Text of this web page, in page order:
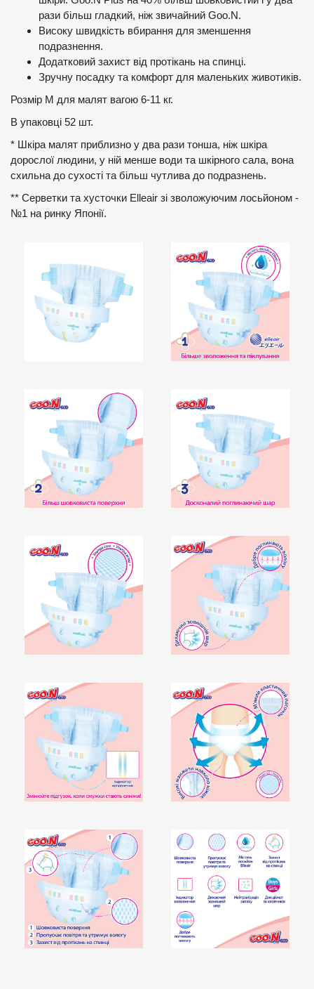
рази більш гладкий, ніж звичайний Goo.N.
Високу швидкість вбирання для зменшення
подразнення.
Додатковий захист від протікань на спинці.
Зручну посадку та комфорт для маленьких животиків.
Розмір М для малят вагою 6-11 кг.
В упаковці 52 шт.
* Шкіра малят приблизно у два рази тонша, ніж шкіра
дорослої людини, у ній менше води та шкірного сала, вона
схильна до сухості та більш чутлива до подразнень.
** Серветки та хусточки Elleair зі зволожуючим лосьйоном -
№1 на ринку Японії.